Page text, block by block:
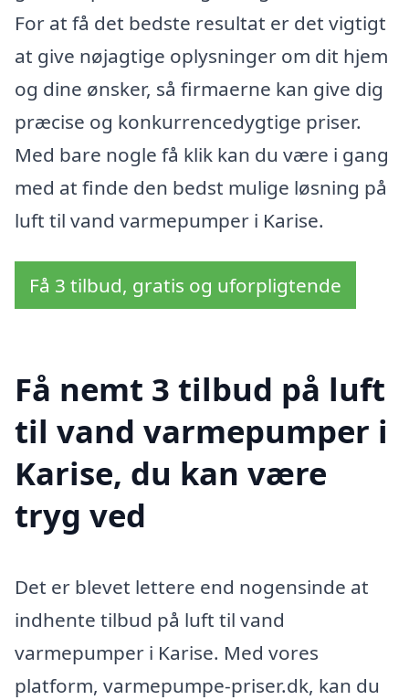
For at få det bedste resultat er det vigtigt
at give nøjagtige oplysninger om dit hjem
og dine ønsker, så firmaerne kan give dig
præcise og konkurrencedygtige priser.
Med bare nogle få klik kan du være i gang
med at finde den bedst mulige løsning på
luft til vand varmepumper i Karise.
Få 3 tilbud, gratis og uforpligtende
Få nemt 3 tilbud på luft
til vand varmepumper i
Karise, du kan være
tryg ved
Det er blevet lettere end nogensinde at
indhente tilbud på luft til vand
varmepumper i Karise. Med vores
platform, varmepumpe-priser.dk, kan du